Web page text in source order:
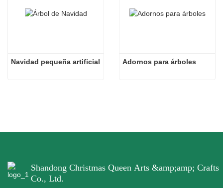
Navidad pequeña artificial Adornos para árboles
Shandong Christmas Queen Arts &amp;amp; Crafts
Co., Ltd.